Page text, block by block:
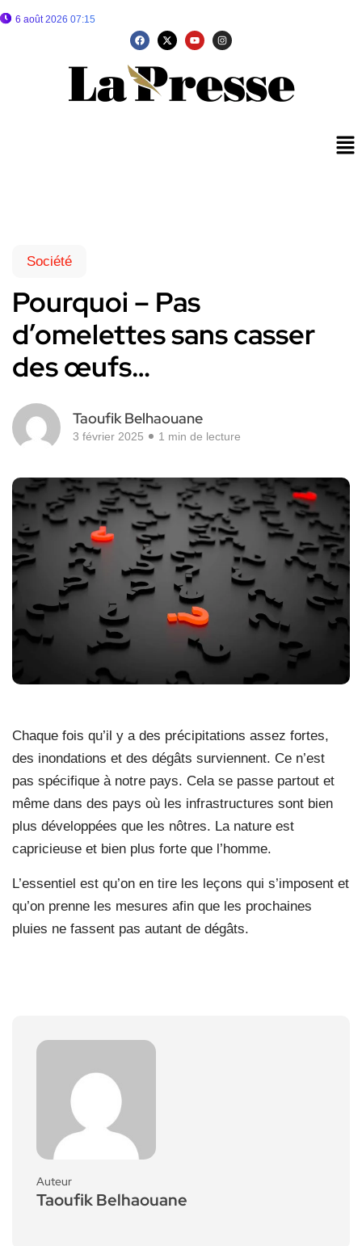
6 août 2026 07:15
Société
Pourquoi – Pas
d’omelettes sans casser
des œufs…
Taoufik Belhaouane
3 février 2025 1 min de lecture
Chaque fois qu’il y a des précipitations assez fortes,
des inondations et des dégâts surviennent. Ce n’est
pas spécifique à notre pays. Cela se passe partout et
même dans des pays où les infrastructures sont bien
plus développées que les nôtres. La nature est
capricieuse et bien plus forte que l’homme.
L’essentiel est qu’on en tire les leçons qui s’imposent et
qu’on prenne les mesures afin que les prochaines
pluies ne fassent pas autant de dégâts.
Auteur
Taoufik Belhaouane